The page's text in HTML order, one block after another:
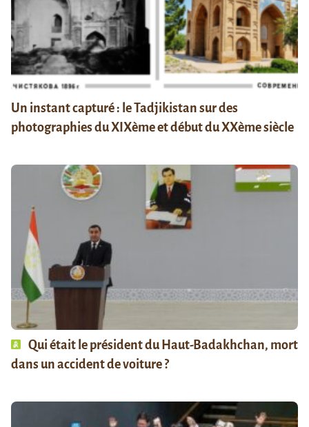
Un instant capturé : le Tadjikistan sur des
photographies du XIXème et début du XXème siècle
Qui était le président du Haut-Badakhchan, mort
dans un accident de voiture ?